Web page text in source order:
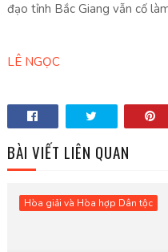
đạo tỉnh Bắc Giang vẫn cố
LÊ NGỌC
BÀI VIẾT LIÊN QUAN
Hòa giải và Hòa hợp Dân tộc